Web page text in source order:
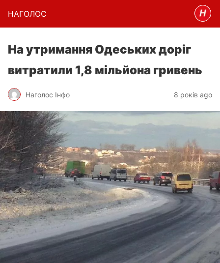
НАГОЛОC
На утримання Одеських доріг
витратили 1,8 мільйона гривень
Наголос Інфо 8 років ago